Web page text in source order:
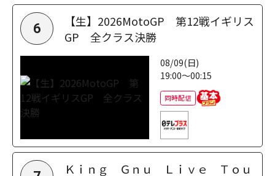
6
【生】2026MotoGP 第12戦イギリス
GP 全クラス決勝
08/09(日)
19:00～00:15
同時配信
Ｋｉｎｇ Ｇｎｕ Ｌｉｖｅ Ｔｏｕ